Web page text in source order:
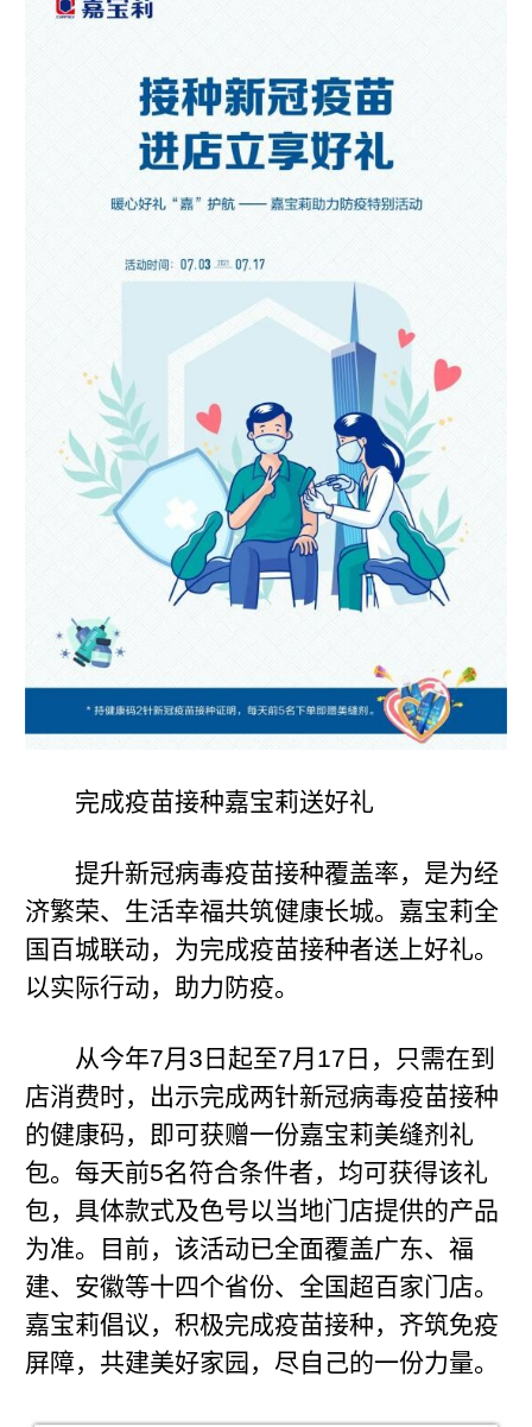
完成疫苗接种嘉宝莉送好礼
提升新冠病毒疫苗接种覆盖率，是为经
济繁荣、生活幸福共筑健康长城。嘉宝莉全
国百城联动，为完成疫苗接种者送上好礼。
以实际行动，助力防疫。
从今年7月3日起至7月17日，只需在到
店消费时，出示完成两针新冠病毒疫苗接种
的健康码，即可获赠一份嘉宝莉美缝剂礼
包。每天前5名符合条件者，均可获得该礼
包，具体款式及色号以当地门店提供的产品
为准。目前，该活动已全面覆盖广东、福
建、安徽等十四个省份、全国超百家门店。
嘉宝莉倡议，积极完成疫苗接种，齐筑免疫
屏障，共建美好家园，尽自己的一份力量。